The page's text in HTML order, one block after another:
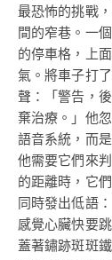
最恐怖的挑戰
間的窄巷。一個
的停車格，上
氣。將車子打
聲：「警告，
棄治療。」他
語音系統，而
他需要它們來
的距離時，它
同時發出低語
感覺心臟快要
蓋著鏽跡斑斑